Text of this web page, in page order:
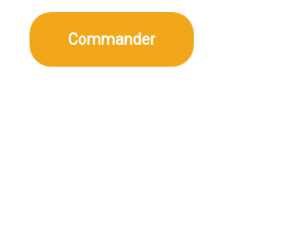
Commander